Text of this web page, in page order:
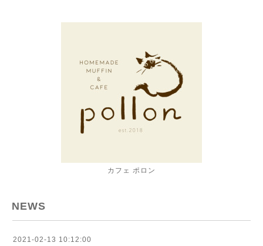
カフェ ポロン
NEWS
2021-02-13 10:12:00